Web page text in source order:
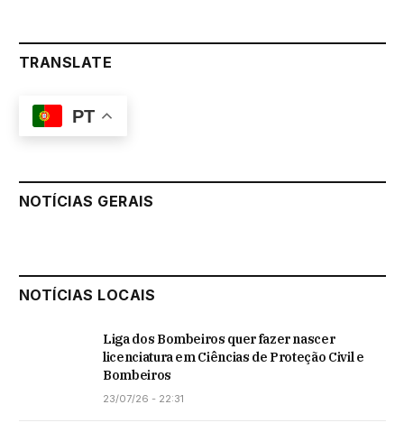
TRANSLATE
PT
NOTÍCIAS GERAIS
NOTÍCIAS LOCAIS
Liga dos Bombeiros quer fazer nascer
licenciatura em Ciências de Proteção Civil e
Bombeiros
23/07/26 - 22:31